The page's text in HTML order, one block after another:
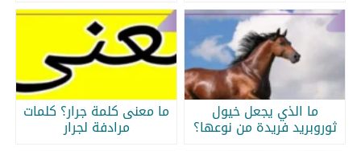
ما الذي يجعل خيول
ثوروبريد فريدة من نوعها؟
ما معنى كلمة جرار؟ كلمات
مرادفة لجرار